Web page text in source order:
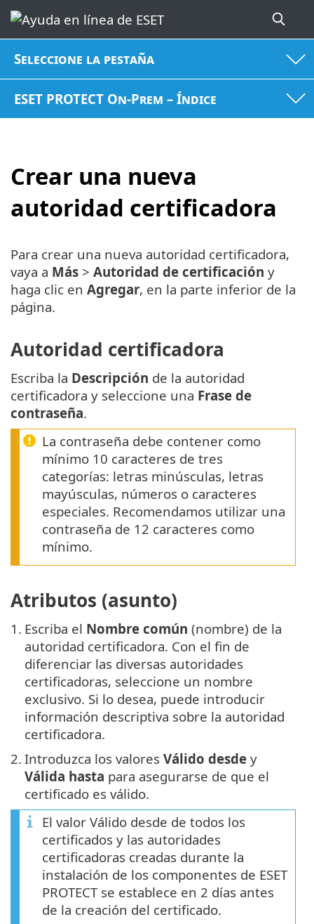
Seleccione la pestaña
ESET PROTECT On-Prem – Índice
Crear una nueva
autoridad certificadora
Para crear una nueva autoridad certificadora,
vaya a Más > Autoridad de certificación y
haga clic en Agregar, en la parte inferior de la
página.
Autoridad certificadora
Escriba la Descripción de la autoridad
certificadora y seleccione una Frase de
contraseña.
La contraseña debe contener como
mínimo 10 caracteres de tres
categorías: letras minúsculas, letras
mayúsculas, números o caracteres
especiales. Recomendamos utilizar una
contraseña de 12 caracteres como
mínimo.
Atributos (asunto)
1. Escriba el Nombre común (nombre) de la
autoridad certificadora. Con el fin de
diferenciar las diversas autoridades
certificadoras, seleccione un nombre
exclusivo. Si lo desea, puede introducir
información descriptiva sobre la autoridad
certificadora.
2. Introduzca los valores Válido desde y
Válida hasta para asegurarse de que el
certificado es válido.
El valor Válido desde de todos los
certificados y las autoridades
certificadoras creadas durante la
instalación de los componentes de ESET
PROTECT se establece en 2 días antes
de la creación del certificado.